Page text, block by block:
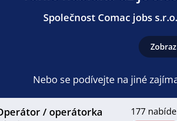
Společnost Comac jobs
Nebo se podívejte na jiné
/ operátorka
177